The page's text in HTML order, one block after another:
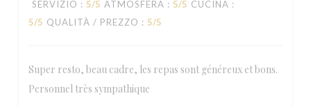
SERVIZIO : 5/5 ATMOSFERA : 5/5 CUCINA :
5/5 QUALITÀ / PREZZO : 5/5
Super resto, beau cadre, les repas sont généreux et bons.
Personnel très sympathique